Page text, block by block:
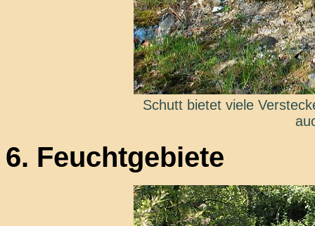
Schutt bietet viele
6. Feuchtgebiete